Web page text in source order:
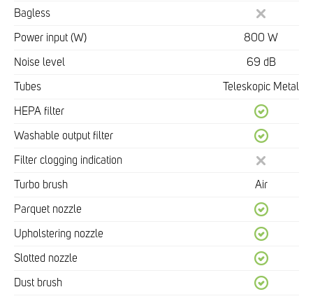
Bagless
Power input (W) 800 W
Noise level 69 dB
Tubes Teleskopic Metal
HEPA filter
Washable output filter
Filter clogging indication
Turbo brush Air
Parquet nozzle
Upholstering nozzle
Slotted nozzle
Dust brush